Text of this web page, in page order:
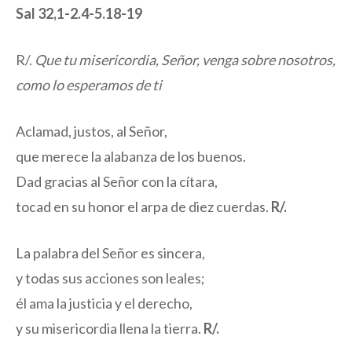
Sal 32,1-2.4-5.18-19
R/. Que tu misericordia, Señor, venga sobre nosotros,
como lo esperamos de ti
Aclamad, justos, al Señor,
que merece la alabanza de los buenos.
Dad gracias al Señor con la cítara,
tocad en su honor el arpa de diez cuerdas. R/.
La palabra del Señor es sincera,
y todas sus acciones son leales;
él ama la justicia y el derecho,
y su misericordia llena la tierra. R/.